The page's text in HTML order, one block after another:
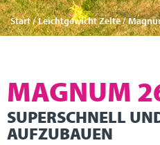
Start/Leichtgewicht Zelte/
MAGNUM
SUPERSCHNELL
AUFZUBAUEN